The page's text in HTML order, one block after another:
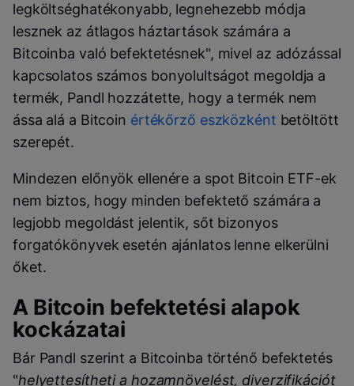
legköltséghatékonyabb, legnehezebb módja
lesznek az átlagos háztartások számára a
Bitcoinba való befektetésnek", mivel az adózással
kapcsolatos számos bonyolultságot megoldja a
termék, Pandl hozzátette, hogy a termék nem
ássa alá a Bitcoin értékőrző eszközként betöltött
szerepét.
Mindezen előnyök ellenére a spot Bitcoin ETF-ek
nem biztos, hogy minden befektető számára a
legjobb megoldást jelentik, sőt bizonyos
forgatókönyvek esetén ajánlatos lenne elkerülni
őket.
A Bitcoin befektetési alapok
kockázatai
Bár Pandl szerint a Bitcoinba történő befektetés
"helyettesítheti a hozamnövelést, diverzifikációt